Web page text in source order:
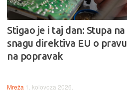
Stigao je i taj dan: Stupa na
snagu direktiva EU o pravu
na popravak
Mreža 1. kolovoza 2026.